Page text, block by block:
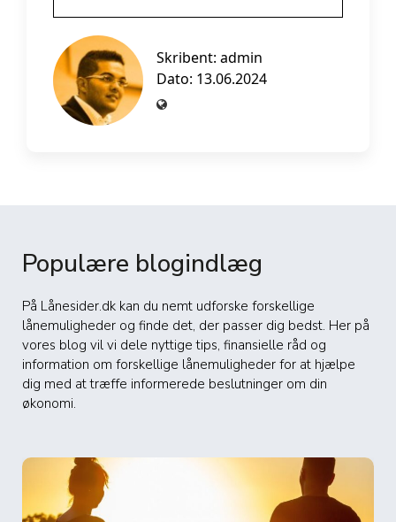
Skribent: admin
Dato: 13.06.2024
Populære blogindlæg
På Lånesider.dk kan du nemt udforske forskellige
lånemuligheder og finde det, der passer dig bedst. Her på
vores blog vil vi dele nyttige tips, finansielle råd og
information om forskellige lånemuligheder for at hjælpe
dig med at træffe informerede beslutninger om din
økonomi.